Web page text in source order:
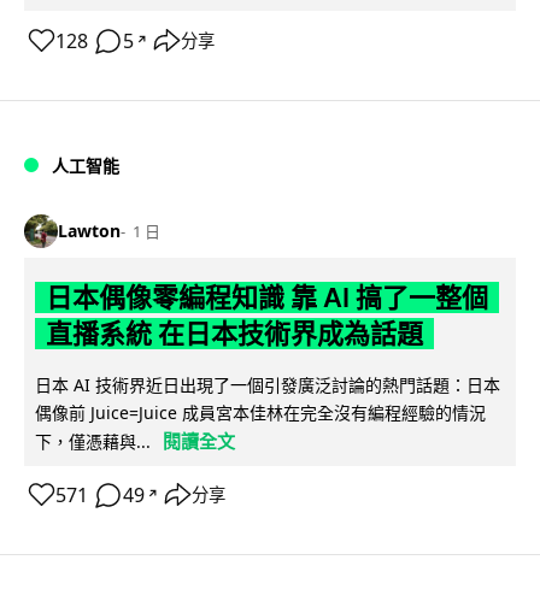
128 5 ↗ 分享
人工智能
Lawton 1 日
日本偶像零編程知識 靠 AI 搞了一整個
直播系統 在日本技術界成為話題
日本 AI 技術界近日出現了一個引發廣泛討論的熱門話題：日本
偶像前 Juice=Juice 成員宮本佳林在完全沒有編程經驗的情況
下，僅憑藉與...
閱讀全文
571 49 ↗ 分享